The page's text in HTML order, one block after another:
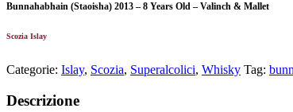
Bunnahabhain (Staoisha) 2013 – 8 Years Old – Valinch & Mallet
Scozia Islay
Categorie: Islay, Scozia, Superalcolici, Whisky Tag:
Descrizione